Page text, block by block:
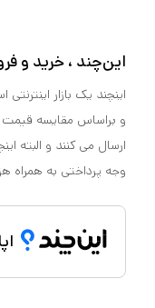
این‌چند ، خرید و
اینچند یک بازار
و براساس مقایسه قیمت
ارسال می کنند و البته
وجه پرداختی به همراه